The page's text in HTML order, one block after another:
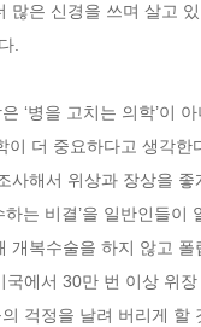
많은 신경을 쓰며 살고
.
‘병을 고치는 의학’이
이 더 중요하다고 생각한
사해서 위상과 장상을
는 비결’을 일반인들
개복수술을 하지 않고
에서 30만 번 이상 위
걱정을 날려 버리게 할